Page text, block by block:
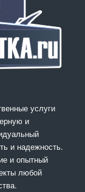
услуги
и
и надежность.
и опытный
любой